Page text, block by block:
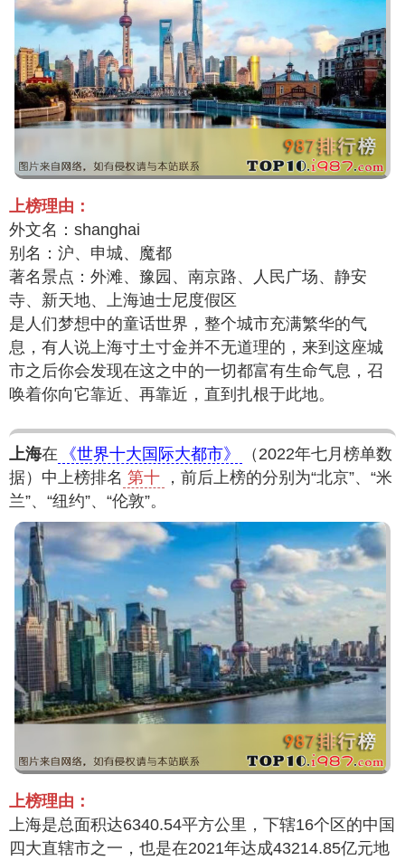
上榜理由：
外文名：shanghai
别名：沪、申城、魔都
著名景点：外滩、豫园、南京路、人民广场、静安
寺、新天地、上海迪士尼度假区
是人们梦想中的童话世界，整个城市充满繁华的气
息，有人说上海寸土寸金并不无道理的，来到这座城
市之后你会发现在这之中的一切都富有生命气息，召
唤着你向它靠近、再靠近，直到扎根于此地。
上海在 《世界十大国际大都市》
（2022年七月榜单数
据）中上榜排名 第十
，前后上榜的分别为“北京”、“米
兰”、“纽约”、“伦敦”。
上榜理由：
上海是总面积达6340.54平方公里，下辖16个区的中国
四大直辖市之一，也是在2021年达成43214.85亿元地